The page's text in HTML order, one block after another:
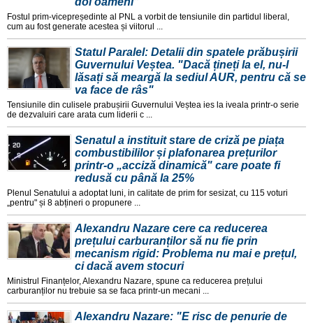
Fostul prim-vicepreședinte al PNL a vorbit de tensiunile din partidul liberal,
cum au fost generate acestea și viitorul ...
Statul Paralel: Detalii din spatele prăbușirii
Guvernului Veștea. "Dacă țineți la el, nu-l
lăsați să meargă la sediul AUR, pentru că se
va face de râs"
Tensiunile din culisele prabușirii Guvernului Veștea ies la iveala printr-o serie
de dezvaluiri care arata cum liderii c ...
Senatul a instituit stare de criză pe piața
combustibililor și plafonarea prețurilor
printr-o „acciză dinamică" care poate fi
redusă cu până la 25%
Plenul Senatului a adoptat luni, in calitate de prim for sesizat, cu 115 voturi
„pentru" și 8 abțineri o propunere ...
Alexandru Nazare cere ca reducerea
prețului carburanților să nu fie prin
mecanism rigid: Problema nu mai e prețul,
ci dacă avem stocuri
Ministrul Finanțelor, Alexandru Nazare, spune ca reducerea prețului
carburanților nu trebuie sa se faca printr-un mecani ...
Alexandru Nazare: "E risc de penurie de